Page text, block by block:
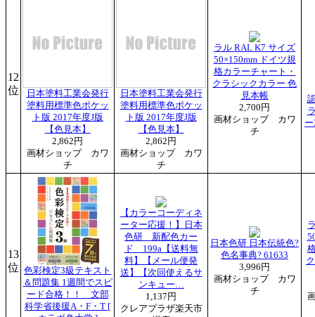
12
位
日本塗料工業会発行
塗料用標準色ポケッ
ト版 2017年度J版
【色見本】
2,862円
画材ショップ カワ
チ
日本塗料工業会発行
塗料用標準色ポケッ
ト版 2017年度J版
【色見本】
2,862円
画材ショップ カワ
チ
ラル RAL K7 サイズ
50×150mm ドイツ規
格カラーチャート・
クラシックカラー 色
見本帳
2,700円
画材ショップ カワ
チ
13
位 色彩検定3級テキスト
＆問題集 1週間でスピ
ード合格！！ 文部
科学省後援A・F・T [
【カラーコーディネ
ーター応援！】日本
色研 新配色カー
ド 199a【送料無
料】【メール便発
送】【次回使えるサ
ンキュー…
1,137円
クレアプラザ楽天市
日本色研 日本伝統色?
色名事典? 61633
3,996円
画材ショップ カワ
チ